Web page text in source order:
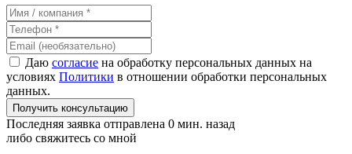
Даю согласие на обработку персональных данных на
условиях Политики в отношении обработки персональных
данных.
Получить консультацию
Последняя заявка отправлена 0 мин. назад
либо свяжитесь со мной